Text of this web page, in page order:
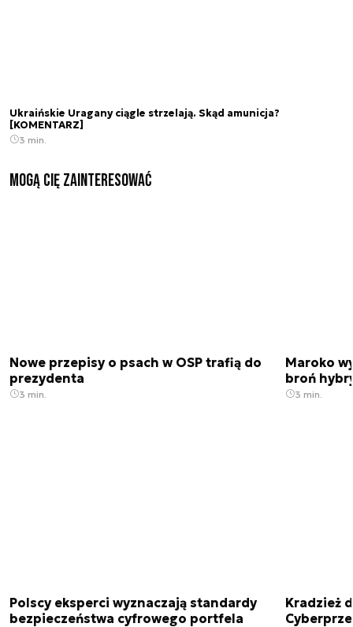
Ukraińskie Uragany ciągle strzelają. Skąd amunicja?
[KOMENTARZ]
3 min.
Mogą Cię zainteresować
Nowe przepisy o psach w OSP trafią do
prezydenta
3 min.
Maroko
broń
3 min.
Polscy eksperci wyznaczają standardy
bezpieczeństwa cyfrowego portfela
Kradzież